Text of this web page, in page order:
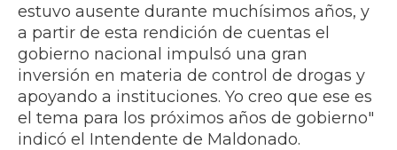
estuvo ausente durante muchísimos años, y
a partir de esta rendición de cuentas el
gobierno nacional impulsó una gran
inversión en materia de control de drogas y
apoyando a instituciones. Yo creo que ese es
el tema para los próximos años de gobierno"
indicó el Intendente de Maldonado.